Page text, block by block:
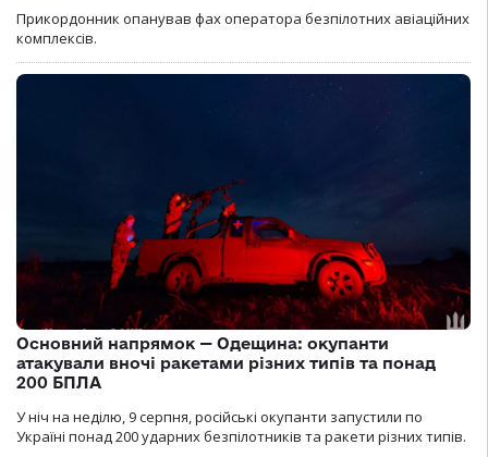
Прикордонник опанував фах оператора безпілотних авіаційних
комплексів.
Основний напрямок — Одещина: окупанти
атакували вночі ракетами різних типів та понад
200 БПЛА
У ніч на неділю, 9 серпня, російські окупанти запустили по
Україні понад 200 ударних безпілотників та ракети різних типів.